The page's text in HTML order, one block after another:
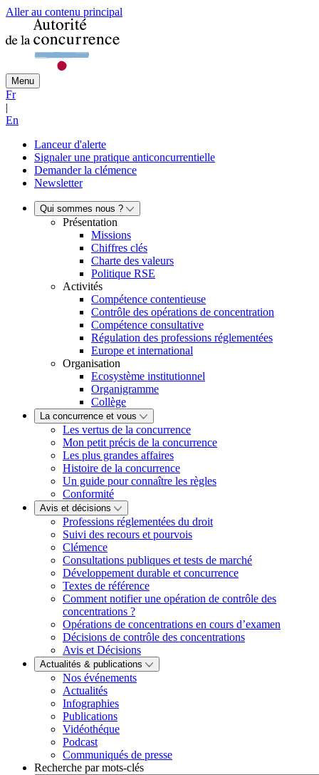
Aller au contenu principal
Menu
Fr
|
En
Lanceur d'alerte
Signaler une pratique anticoncurrentielle
Demander la clémence
Newsletter
Qui sommes nous ?
Présentation
Missions
Chiffres clés
Charte des valeurs
Politique RSE
Activités
Compétence contentieuse
Contrôle des opérations de concentration
Compétence consultative
Régulation des professions réglementées
Europe et international
Organisation
Ecosystème institutionnel
Organigramme
Collège
La concurrence et vous
Les vertus de la concurrence
Mon petit précis de la concurrence
Les plus grandes affaires
Histoire de la concurrence
Un guide pour connaître les règles
Conformité
Avis et décisions
Professions réglementées du droit
Suivi des recours et pourvois
Clémence
Consultations publiques et tests de marché
Développement durable et concurrence
Textes de référence
Comment notifier une opération de contrôle des
concentrations ?
Opérations de concentrations en cours d’examen
Décisions de contrôle des concentrations
Avis et Décisions
Actualités & publications
Nos événements
Actualités
Infographies
Publications
Vidéothéque
Podcast
Communiqués de presse
Recherche par mots-clés